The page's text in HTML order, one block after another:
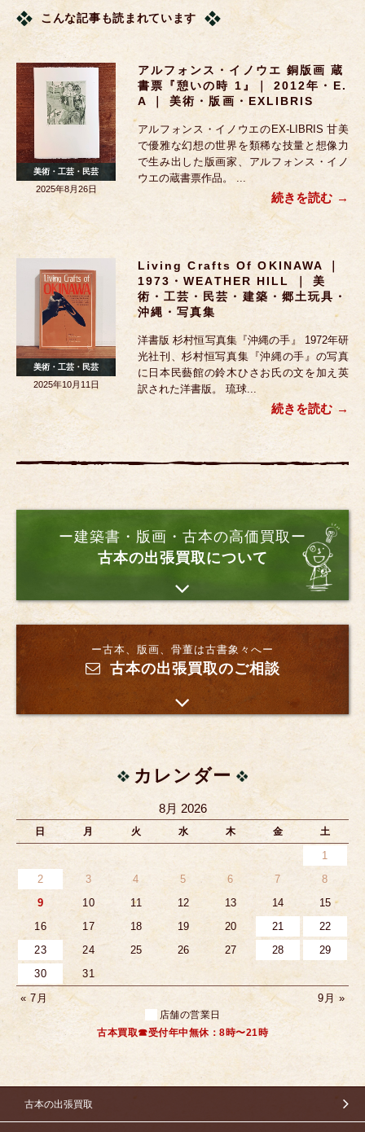
こんな記事も読まれています
アルフォンス・イノウエ 銅版画 蔵
書票『憩いの時 1』｜ 2012年・E.
A ｜ 美術・版画・EXLIBRIS
アルフォンス・イノウエのEX-LIBRIS 甘美
で優雅な幻想の世界を類稀な技量と想像力
で生み出した版画家、アルフォンス・イノ
ウエの蔵書票作品。 ...
続きを読む
美術・工芸・民芸
2025年8月26日
Living Crafts Of OKINAWA ｜
1973・WEATHER HILL ｜ 美
術・工芸・民芸・建築・郷土玩具・
沖縄・写真集
洋書版 杉村恒写真集『沖縄の手』 1972年研
光社刊、杉村恒写真集『沖縄の手』の写真
に日本民藝館の鈴木ひさお氏の文を加え英
訳された洋書版。 琉球...
続きを読む
美術・工芸・民芸
2025年10月11日
ー建築書・版画・古本の高価買取ー
古本の出張買取について
ー古本、版画、骨董は古書象々へー
古本の出張買取のご相談
カレンダー
8月 2026
日 月 火 水 木 金 土
1
2
3 4 5 6 7
8
9
10 11 12 13 14
15
16
17 18 19 20 21
22
23
24 25 26 27 28
29
30
31
« 7月
9月 »
店舗の営業日
古本買取☎受付年中無休：8時〜21時
古本の出張買取